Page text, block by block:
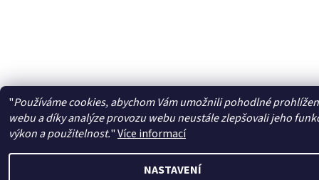
"Používáme cookies, abychom Vám umožnili pohodlné
webu a díky analýze provozu webu neustále zlepšovali jeho
výkon a použitelnost."Více informací
NASTAVENÍ